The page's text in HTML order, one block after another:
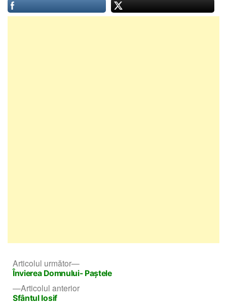
Navigare
în
articole
Articolul anteriorArticolul
Sfântul Iosif
Articolul următor
Articolul
următor:
Învierea Domnului- Paştele